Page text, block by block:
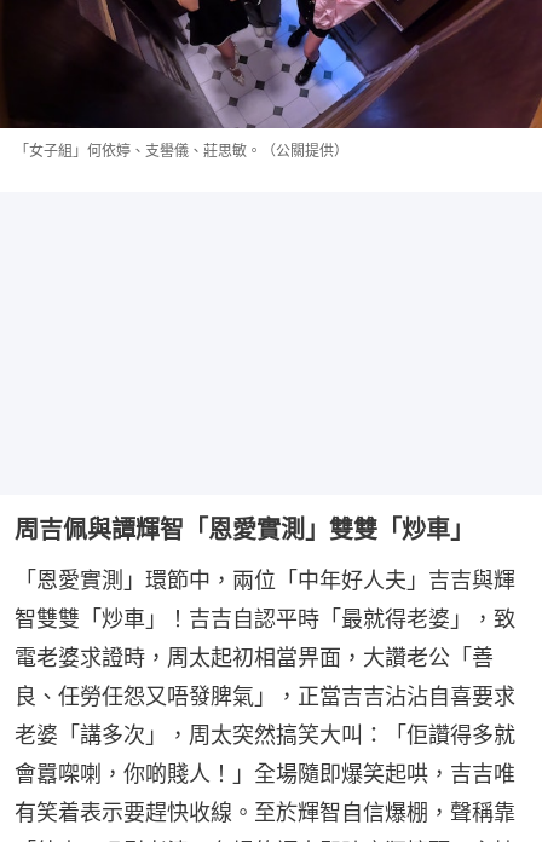
「女子組」何依婷、支嚳儀、莊思敏。（公關提供）
周吉佩與譚輝智「恩愛實測」雙雙「炒車」
「恩愛實測」環節中，兩位「中年好人夫」吉吉與輝
智雙雙「炒車」！吉吉自認平時「最就得老婆」，致
電老婆求證時，周太起初相當畀面，大讚老公「善
良、任勞任怨又唔發脾氣」，正當吉吉沾沾自喜要求
老婆「講多次」，周太突然搞笑大叫：「佢讚得多就
會囂㗎喇，你啲賤人！」全場隨即爆笑起哄，吉吉唯
有笑着表示要趕快收線。至於輝智自信爆棚，聲稱靠